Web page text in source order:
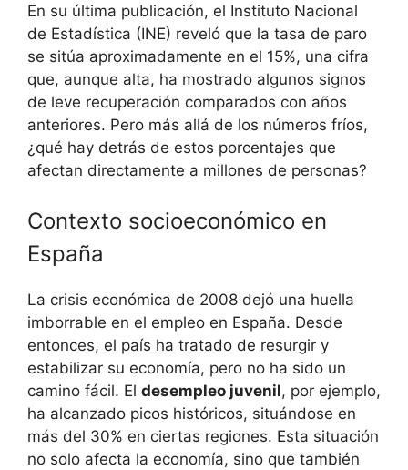
En su última publicación, el Instituto Nacional
de Estadística (INE) reveló que la tasa de paro
se sitúa aproximadamente en el 15%, una cifra
que, aunque alta, ha mostrado algunos signos
de leve recuperación comparados con años
anteriores. Pero más allá de los números fríos,
¿qué hay detrás de estos porcentajes que
afectan directamente a millones de personas?
Contexto socioeconómico en
España
La crisis económica de 2008 dejó una huella
imborrable en el empleo en España. Desde
entonces, el país ha tratado de resurgir y
estabilizar su economía, pero no ha sido un
camino fácil. El desempleo juvenil, por ejemplo,
ha alcanzado picos históricos, situándose en
más del 30% en ciertas regiones. Esta situación
no solo afecta la economía, sino que también